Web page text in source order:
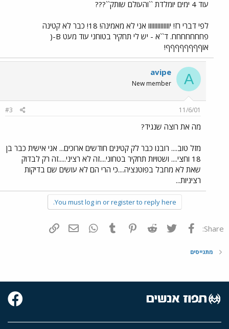
עוד 4 ימים יומלדת ``והעולם שותק``???
לפי דברי רז! יוווווווווווווו אני לא מאמינה! 18! כבר לא קטינה
פחחחחחחח. ד``א - יש לי תחקיר בטוחני עוד מעט B-(
אוףףףףףףףף!
A
avipe
New member
11/6/01
#3
מה את רוצה שנגיד?
מזל טוב.... רובנו כבר לק קטינים חודשים ארוכים... אני אישית כבר בן
18 וחצי.... ושטויות תחקיר בטחוני....זה לא רציני.....זה רק לבדוק
שאת לא מחבל בפוטנציה....כי הרי הם לא עושים שם בדיקות
רציניות...
You must log in or register to reply here.
Share: פייסבוק Twitter
Reddit
Pinterest
Tumblr
WhatsAppדואר אלקטרוני
מתגייסים